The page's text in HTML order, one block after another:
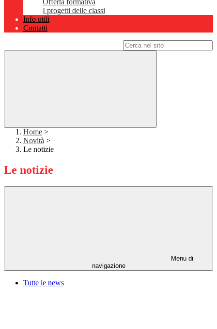
Offerta formativa
I progetti delle classi
Info utili
Contatti
Home >
Novità >
Le notizie
Le notizie
Menu di
navigazione
Tutte le news